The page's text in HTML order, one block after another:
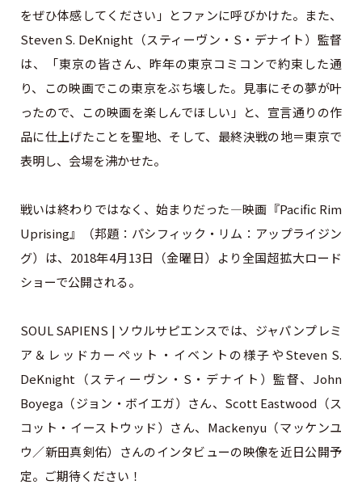
をぜひ体感してください」とファンに呼びかけた。また、
Steven S. DeKnight（スティーヴン・S・デナイト）監督
は、「東京の皆さん、昨年の東京コミコンで約束した通
り、この映画でこの東京をぶち壊した。見事にその夢が叶
ったので、この映画を楽しんでほしい」と、宣言通りの作
品に仕上げたことを聖地、そして、最終決戦の地＝東京で
表明し、会場を沸かせた。
戦いは終わりではなく、始まりだった―映画『Pacific Rim
Uprising』（邦題：パシフィック・リム：アップライジン
グ）は、2018年4月13日（金曜日）より全国超拡大ロード
ショーで公開される。
SOUL SAPIENS | ソウルサピエンスでは、ジャパンプレミ
ア＆レッドカーペット・イベントの様子やSteven S.
DeKnight（スティーヴン・S・デナイト）監督、John
Boyega（ジョン・ボイエガ）さん、Scott Eastwood（ス
コット・イーストウッド）さん、Mackenyu（マッケンユ
ウ／新田真剣佑）さんのインタビューの映像を近日公開予
定。ご期待ください！